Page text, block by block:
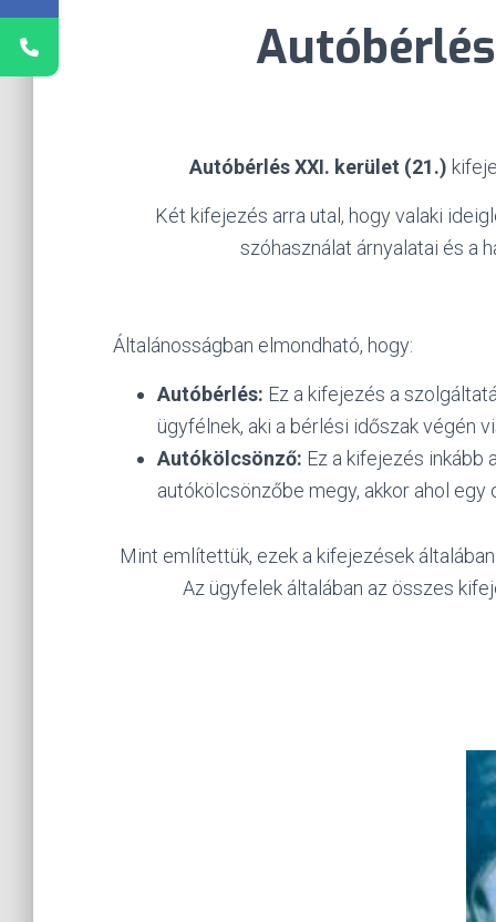
Autóbérlés XXI. kerület (21.)
Két kifejezés arra utal, hogy valaki
szóhasználat árnyalatai és a
Általánosságban elmondható, hogy:
Autóbérlés: Ez a kifejezés a
ügyfélnek, aki a bérlési időszak végén
Autókölcsönző: Ez a kifejezés inkább
autókölcsönzőbe megy, akkor ahol
Mint említettük, ezek a kifejezések
Az ügyfelek általában az összes